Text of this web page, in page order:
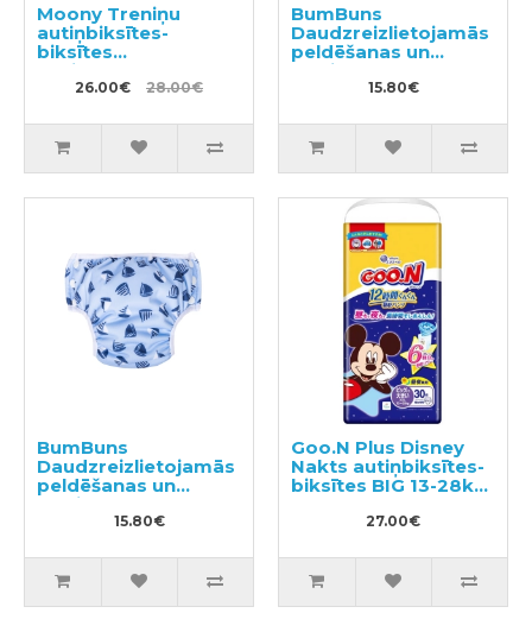
Moony Treniņu
autiņbiksītes-
biksītes
zēniem,bērna
pieradināšanai
34gab
26.00€ 28.00€
BumBuns
Daudzreizlietojamās
peldēšanas un
podiņmācību
autiņbiksīte S 8–11kg
15.80€
BumBuns
Daudzreizlietojamās
peldēšanas un
podiņmācību
autiņbiksīte M 11–15
15.80€
Goo.N Plus Disney
Nakts autiņbiksītes-
biksītes BIG 13-28kg
27.00€